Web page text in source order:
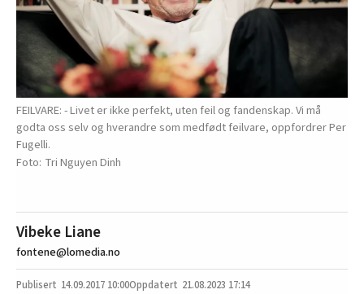
FEILVARE: - Livet er ikke perfekt, uten feil og fandenskap. Vi må
godta oss selv og hverandre som medfødt feilvare, oppfordrer Per
Fugelli.
Tri Nguyen Dinh
Vibeke Liane
fontene@lomedia.no
14.09.2017 10:00 21.08.2023 17:14